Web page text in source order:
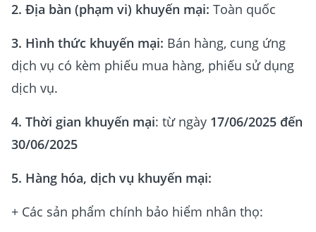
2. Địa bàn (phạm vi) khuyến mại: Toàn quốc
3. Hình thức khuyến mại: Bán hàng, cung ứng
dịch vụ có kèm phiếu mua hàng, phiếu sử dụng
dịch vụ.
4. Thời gian khuyến mại: từ ngày 17/06/2025 đến
30/06/2025
5. Hàng hóa, dịch vụ khuyến mại:
+ Các sản phẩm chính bảo hiểm nhân thọ: